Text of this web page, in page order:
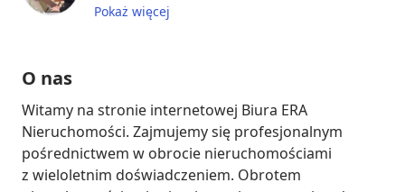
Pokaż więcej
O nas
Witamy na stronie internetowej Biura ERA
Nieruchomości. Zajmujemy się profesjonalnym
pośrednictwem w obrocie nieruchomościami
z wieloletnim doświadczeniem. Obrotem